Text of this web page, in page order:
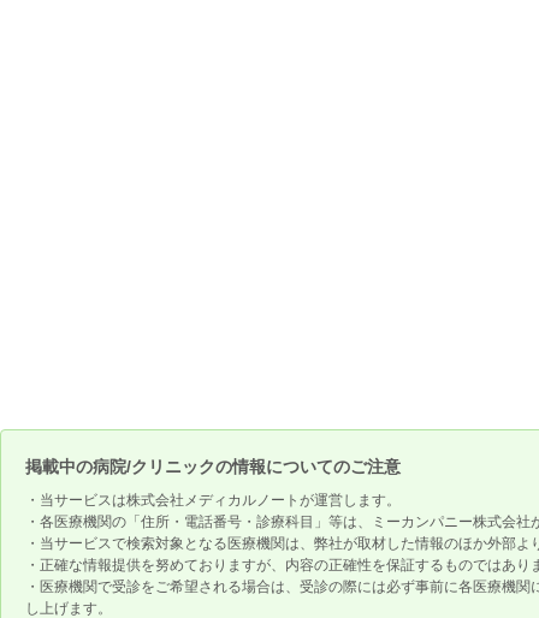
掲載中の病院/クリニックの情報についてのご注意
・当サービスは株式会社メディカルノートが運営します。
・各医療機関の「住所・電話番号・診療科目」等は、ミーカンパニー株式会
・当サービスで検索対象となる医療機関は、弊社が取材した情報のほか外部
・正確な情報提供を努めておりますが、内容の正確性を保証するものではあり
・医療機関で受診をご希望される場合は、受診の際には必ず事前に各医療機
し上げます。